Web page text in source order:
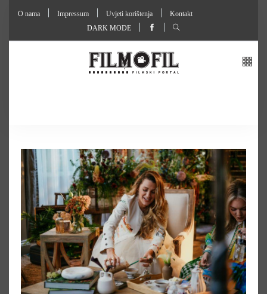
O nama Impressum Uvjeti korištenja
Kontakt
DARK MODE